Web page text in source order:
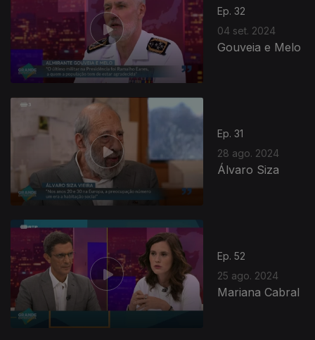
Ep. 32
04 set. 2024
Gouveia e Melo
Ep. 31
28 ago. 2024
Álvaro Siza
Ep. 52
25 ago. 2024
Mariana Cabral